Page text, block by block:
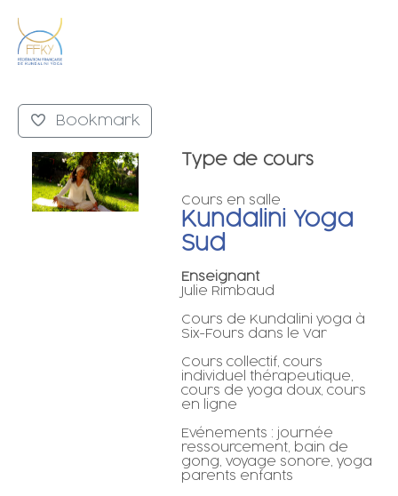
Bookmark
Type de cours
Cours en salle
Kundalini Yoga
Sud
Enseignant
Julie Rimbaud
Cours de Kundalini yoga à
Six-Fours dans le Var
Cours collectif, cours
individuel thérapeutique,
cours de yoga doux, cours
en ligne
Evénements : journée
ressourcement, bain de
gong, voyage sonore, yoga
parents enfants